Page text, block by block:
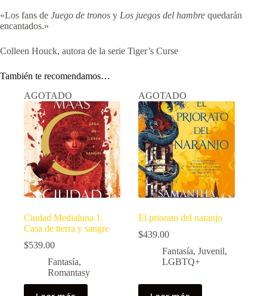
«Los fans de Juego de tronos y Los juegos del hambre quedarán
encantados.»
Colleen Houck, autora de la serie Tiger’s Curse
También te recomendamos…
AGOTADO
Ciudad Medialuna 1.
Casa de tierra y sangre
$539.00
Fantasía,
Romantasy
AGOTADO
El priorato del naranjo
$439.00
Fantasía,Juvenil,
LGBTQ+